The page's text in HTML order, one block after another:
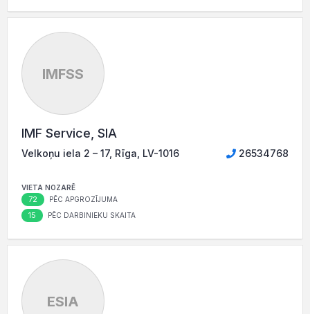
IMFSS
IMF Service, SIA
Velkoņu iela 2 – 17, Rīga, LV-1016 26534768
VIETA NOZARĒ
72 PĒC APGROZĪJUMA
15 PĒC DARBINIEKU SKAITA
ESIA